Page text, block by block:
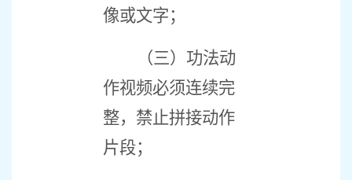
像或文字；
（三）功法动
作视频必须连续完
整，禁止拼接动作
片段；